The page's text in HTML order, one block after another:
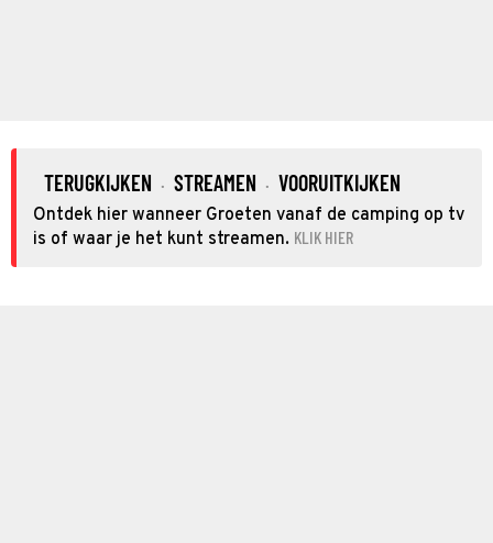
TERUGKIJKEN · STREAMEN · VOORUITKIJKEN
Ontdek hier wanneer Groeten vanaf de camping op tv
is of waar je het kunt streamen. KLIK HIER